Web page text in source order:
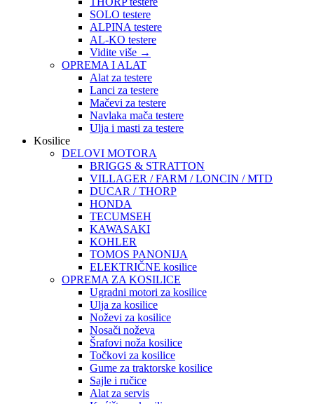
SOLO testere
ALPINA testere
AL-KO testere
Vidite više →
OPREMA I ALAT
Alat za testere
Lanci za testere
Mačevi za testere
Navlaka mača testere
Ulja i masti za testere
Kosilice
DELOVI MOTORA
BRIGGS & STRATTON
VILLAGER / FARM / LONCIN / MTD
DUCAR / THORP
HONDA
TECUMSEH
KAWASAKI
KOHLER
TOMOS PANONIJA
ELEKTRIČNE kosilice
OPREMA ZA KOSILICE
Ugradni motori za kosilice
Ulja za kosilice
Noževi za kosilice
Nosači noževa
Šrafovi noža kosilice
Točkovi za kosilice
Gume za traktorske kosilice
Sajle i ručice
Alat za servis